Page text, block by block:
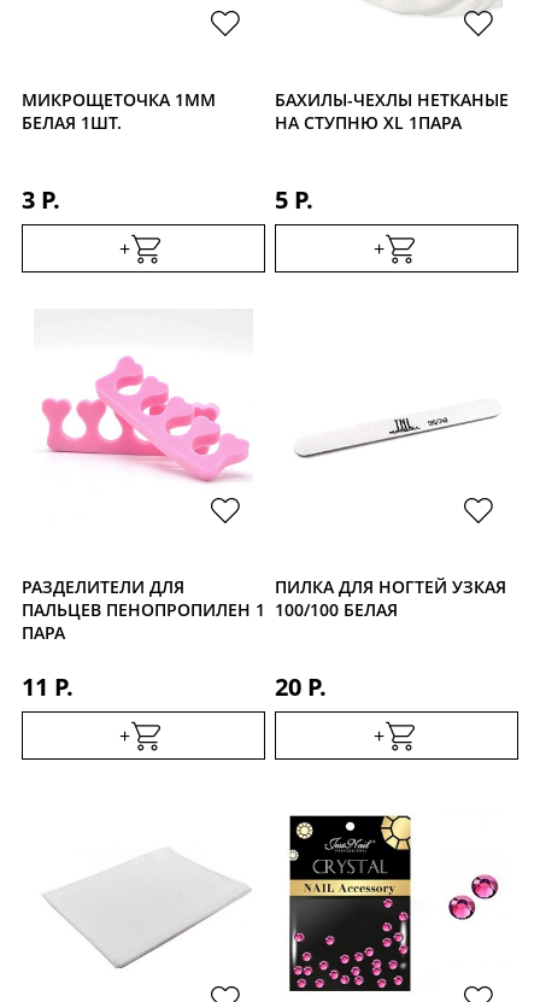
МИКРОЩЕТОЧКА 1ММ
БЕЛАЯ 1ШТ.
3 Р.
+
БАХИЛЫ-ЧЕХЛЫ НЕТКАНЫЕ
НА СТУПНЮ XL 1ПАРА
5 Р.
+
РАЗДЕЛИТЕЛИ ДЛЯ
ПАЛЬЦЕВ ПЕНОПРОПИЛЕН 1
ПАРА
11 Р.
+
ПИЛКА ДЛЯ НОГТЕЙ УЗКАЯ
100/100 БЕЛАЯ
20 Р.
+